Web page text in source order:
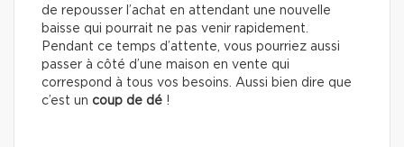
de repousser l’achat en attendant une nouvelle
baisse qui pourrait ne pas venir rapidement.
Pendant ce temps d’attente, vous pourriez aussi
passer à côté d’une maison en vente qui
correspond à tous vos besoins. Aussi bien dire que
c’est un coup de dé !